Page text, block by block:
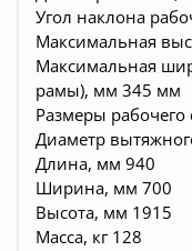
Угол наклона
Максимальная
Максимальная
рамы), мм 345 мм
Размеры
Диаметр
Длина, мм 940
Ширина, мм 700
Высота, мм 1915
Масса, кг 128